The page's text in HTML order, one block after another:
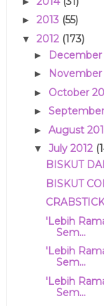
► 2013 (55)
▼ 2012 (173)
► December
► November
► October
►
► August
▼ July 2012
BISKUT
BISKUT
'Lebih
Sem...
'Lebih
Sem...
'Lebih
Sem...